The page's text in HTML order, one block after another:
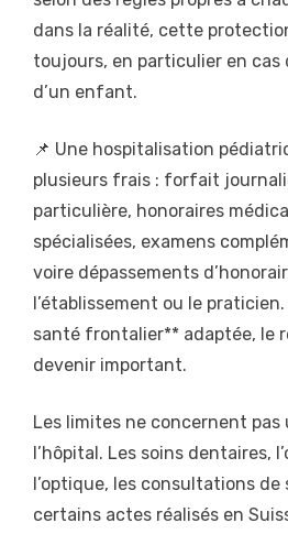
dans la réalité, cette
toujours, en particulier en cas
d’un enfant.
📌 Une hospitalisation
plusieurs frais : forfait
particulière, honoraires
spécialisées, examens
voire dépassements
l’établissement ou le
santé frontalier** adaptée, le
devenir important.
Les limites ne concernent
l’hôpital. Les soins dentaires,
l’optique, les consultations de
certains actes réalisés en